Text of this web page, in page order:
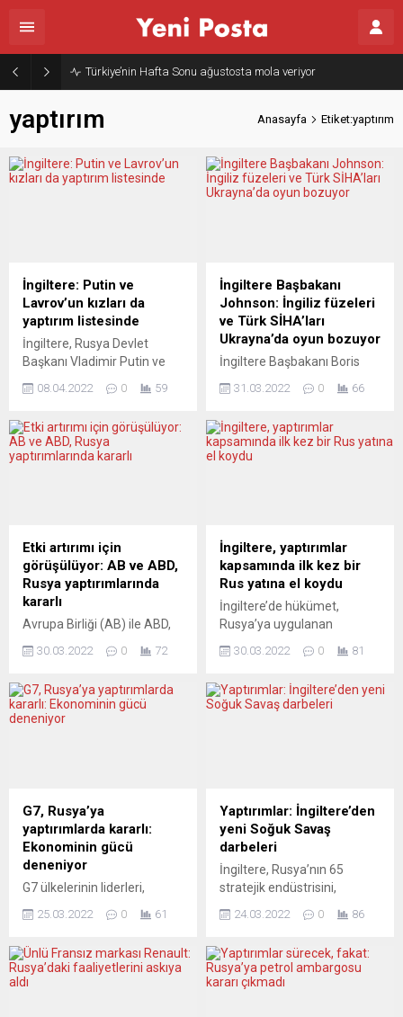
Türkiye’nin Hafta Sonu ağustosta mola veriyor
yaptırım Anasayfa Etiket:yaptırım
İngiltere: Putin ve
Lavrov’un kızları da
yaptırım listesinde
İngiltere, Rusya Devlet
Başkanı Vladimir Putin ve
Lavrov’un kızlarını yaptırım
Bakanlığından yapılan
açıklamaya göre, Putin’in
Sergeyevna Vinokurova
hakkında seyahat yasağı ve
mal varlığı dondurma kararı
verildi. 25 Mart’ta da
08.04.2022 0 59
İngiltere Başbakanı
Johnson: İngiliz füzeleri
ve Türk SİHA’ları
Ukrayna’da oyun bozuyor
İngiltere Başbakanı Boris
Ukrayna’ya sağladığı
hava savunma füzeleri ile
Ukrayna’nın Türkiye’den
Johnson, Avam
Kamarası’nın bir
komitesinde
milletvekillerinin sorularını
yanıtladı. Rusya-Ukrayna
savaşıyla ilgili iç karartıcı
mevzulardan birinin,
gerçeği...
31.03.2022 0 66
Etki artırımı için
görüşülüyor: AB ve ABD,
Rusya yaptırımlarında
kararlı
Avrupa Birliği (AB) ile ABD,
yaptırımların etkinliğini
kaçınma yollarını kapatmayı
görüşüyor. AB Komisyonu
Brüksel’de
gerçekleştirecekleri
görüşme öncesinde basına
açıklamalarda bulundu.
McGuinness, Ukrayna
halkına ve yönetimine
transatlantik desteğin
“Yaptırımlar, Putin...
30.03.2022 0 72
İngiltere, yaptırımlar
kapsamında ilk kez bir
Rus yatına el koydu
İngiltere’de hükümet,
Rusya’ya uygulanan
kez bir süper yata el
İngiliz hükümetinden
yapılan açıklamada, başkent
Rus oligarkına ait olduğu
belirtilen 58,5 metre
uzunluğundaki “Phi” adlı
bildirildi. İçerisinde...
30.03.2022 0 81
G7, Rusya’ya
yaptırımlarda kararlı:
Ekonominin gücü
deneniyor
G7 ülkelerinin liderleri,
ve mali yaptırımların tam
kararlı olunduğunu bildirdi.
G7 ülkelerinin liderleri,
25.03.2022 0 61
Yaptırımlar: İngiltere’den
yeni Soğuk Savaş
darbeleri
İngiltere, Rusya’nın 65
stratejik endüstrisini,
hedef alan yeni yaptırım
Bakanı Liz Truss, “Kaçış
olmayacak” dedi. İngiltere
24.03.2022 0 86